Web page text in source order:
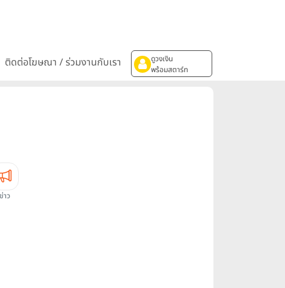
ติดต่อโฆษณา / ร่วมงานกับเรา
ดูวงเงิน
พร้อมสตาร์ท
ข่าว